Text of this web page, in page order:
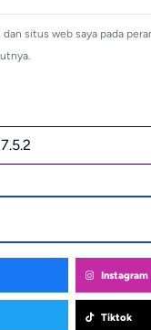
dan situs web saya pada
Instagram
Tiktok